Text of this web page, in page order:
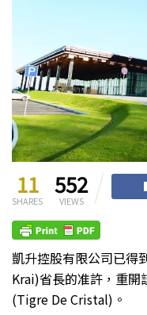
11
SHARES
552
VIEWS
凱升控股有限公司已得
Krai)省長的准許，重開
(Tigre De Cristal)。